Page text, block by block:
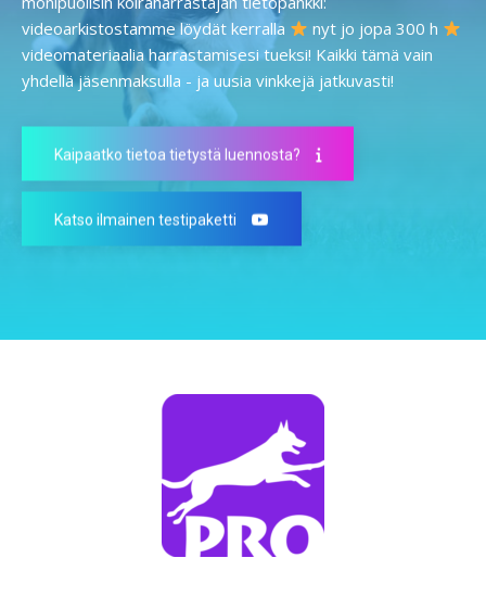
videoarkistostamme löydät kerralla
nyt jo jopa 300 h
videomateriaalia harrastamisesi tueksi! Kaikki tämä vain
yhdellä jäsenmaksulla - ja uusia vinkkejä jatkuvasti!
Kaipaatko tietoa tietystä luennosta?
Katso ilmainen testipaketti